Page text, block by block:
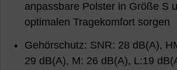
anpassbare Polster in Größe S
optimalen Tragekomfort sorgen
Gehörschutz: SNR: 28 dB(A),
29 dB(A), M: 26 dB(A), L:19